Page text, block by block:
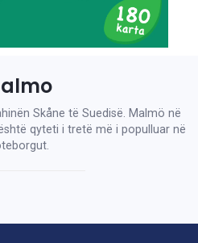
Skåne të Suedisë. Malmö në
qyteti i tretë më i populluar në